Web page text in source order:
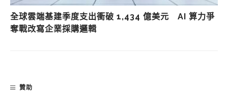
全球雲端基建季度支出衝破 1,434 億美元 AI 算力爭
奪戰改寫企業採購邏輯
贊助